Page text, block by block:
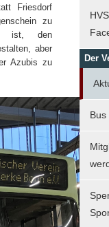
Friesdorf
zu
ist, den
aber
Azubis zu
Der
Bus